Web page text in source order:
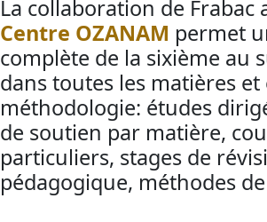
La collaboration de Frabac
Centre OZANAM permet
complète de la sixième au
dans toutes les matières et
méthodologie: études
de soutien par matière,
particuliers, stages de
pédagogique, méthodes